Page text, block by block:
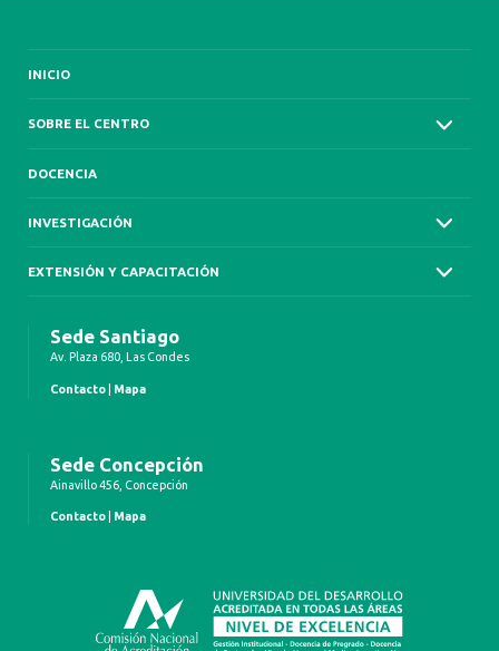
INICIO
SOBRE EL CENTRO
DOCENCIA
INVESTIGACIÓN
EXTENSIÓN Y CAPACITACIÓN
Sede Santiago
Av. Plaza 680, Las Condes
Contacto Mapa
Sede Concepción
Ainavillo 456, Concepción
Contacto Mapa